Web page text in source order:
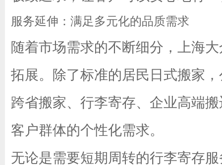
服务延伸：满足多元化的品质需求
随着市场需求的不断细分，上海
拓展。除了标准的居民日式搬家
跨省搬家、行李寄存、企业高端
客户群体的个性化需求。
无论是需要短期周转的行李寄存